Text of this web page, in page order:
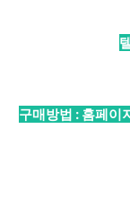
구매방법 : 홈페이